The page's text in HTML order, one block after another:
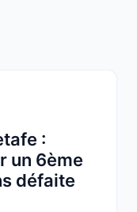
:
un 6ème
défaite